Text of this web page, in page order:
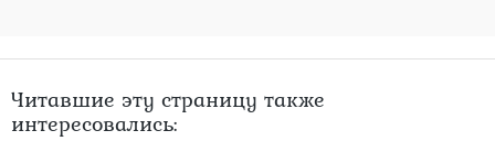
Читавшие эту страницу также
интересовались: